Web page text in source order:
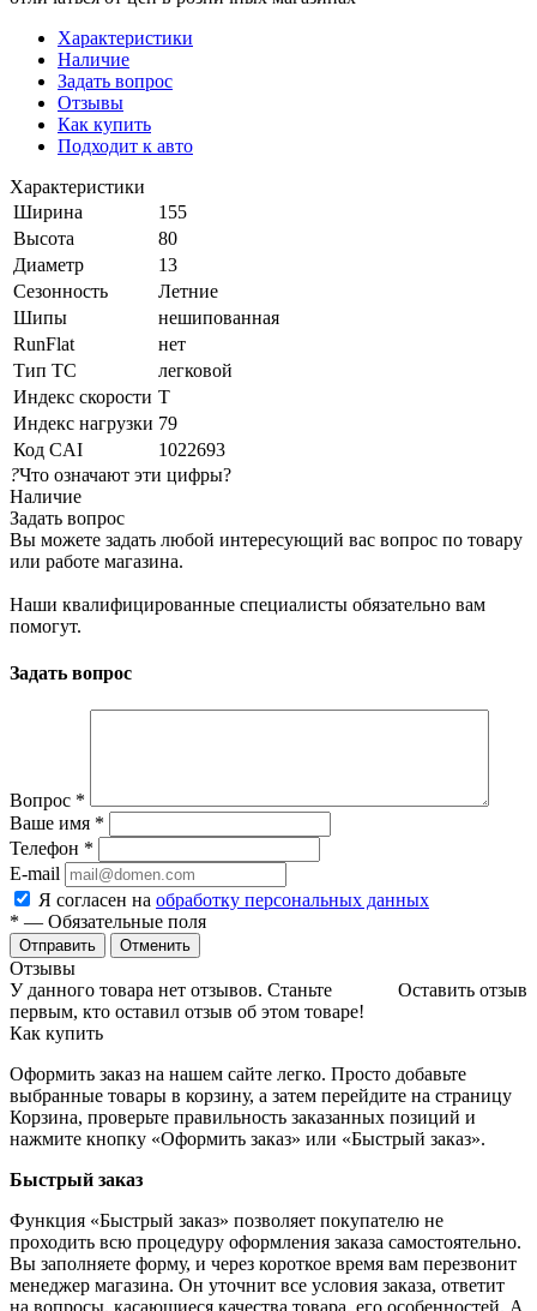
Характеристики
Наличие
Задать вопрос
Отзывы
Как купить
Подходит к авто
Характеристики
Ширина
155
Высота
80
Диаметр
13
Сезонность
Летние
Шипы
нешипованная
RunFlat
нет
Тип ТС
легковой
Индекс скорости T
Индекс нагрузки 79
Код CAI
1022693
?Что означают эти цифры?
Наличие
Задать вопрос
Вы можете задать любой интересующий вас вопрос по товару
или работе магазина.
Наши квалифицированные специалисты обязательно вам
помогут.
Задать вопрос
Вопрос *
Ваше имя *
Телефон *
E-mail
Я согласен на обработку персональных данных
* — Обязательные поля
Отменить
Отзывы
Оставить отзыв
У данного товара нет отзывов. Станьте
первым, кто оставил отзыв об этом товаре!
Как купить
Оформить заказ на нашем сайте легко. Просто добавьте
выбранные товары в корзину, а затем перейдите на страницу
Корзина, проверьте правильность заказанных позиций и
нажмите кнопку «Оформить заказ» или «Быстрый заказ».
Быстрый заказ
Функция «Быстрый заказ» позволяет покупателю не
проходить всю процедуру оформления заказа самостоятельно.
Вы заполняете форму, и через короткое время вам перезвонит
менеджер магазина. Он уточнит все условия заказа, ответит